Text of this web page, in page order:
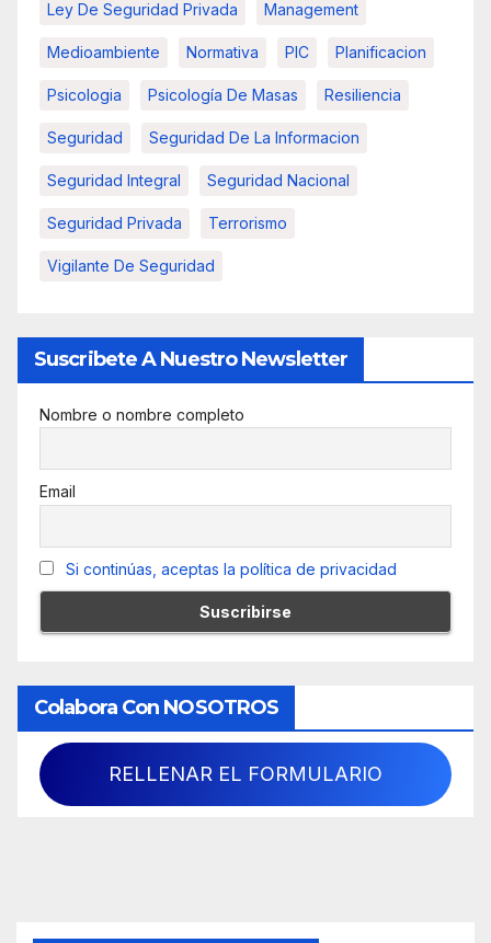
Ley De Seguridad Privada Management
Medioambiente Normativa PIC Planificacion
Psicologia Psicología De Masas Resiliencia
Seguridad Seguridad De La Informacion
Seguridad Integral Seguridad Nacional
Seguridad Privada Terrorismo
Vigilante De Seguridad
Suscribete A Nuestro Newsletter
Nombre o nombre completo
Email
Si continúas, aceptas la política de privacidad
Colabora Con NOSOTROS
RELLENAR EL FORMULARIO